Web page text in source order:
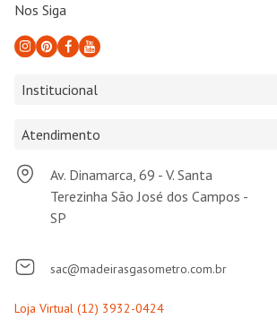
Nos Siga
Institucional
Atendimento
Av. Dinamarca, 69 - V. Santa
Terezinha São José dos Campos -
SP
sac@madeirasgasometro.com.br